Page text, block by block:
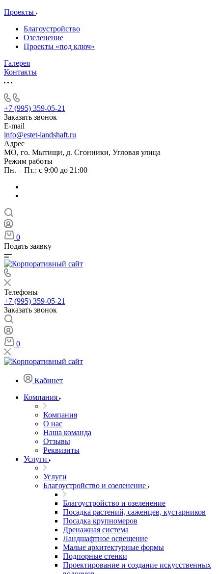
Проекты
Благоустройство
Озеленение
Проекты «под ключ»
Галерея
Контакты
+7 (995) 359-05-21
Заказать звонок
E-mail
info@estet-landshaft.ru
Адрес
МО, го. Мытищи, д. Сгонники, Угловая улица
Режим работы
Пн. – Пт.: с 9:00 до 21:00
0
Подать заявку
Телефоны
+7 (995) 359-05-21
Заказать звонок
0
Кабинет
Компания
Компания
О нас
Наша команда
Отзывы
Реквизиты
Услуги
Услуги
Благоустройство и озеленение
Благоустройство и озеленение
Посадка растений, саженцев, кустарников
Посадка крупномеров
Дренажная система
Ландшафтное освещение
Малые архитектурные формы
Подпорные стенки
Проектирование и создание искусственных